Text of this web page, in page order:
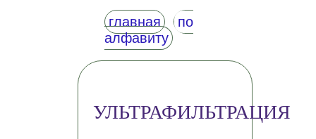
главная
по
алфавиту
УЛЬТРАФИЛЬТРАЦИЯ